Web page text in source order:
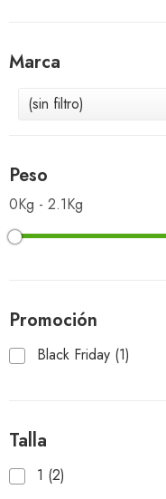
Marca
(sin filtro)
Peso
0Kg - 2.1Kg
Promoción
Black Friday (1)
Talla
1 (2)